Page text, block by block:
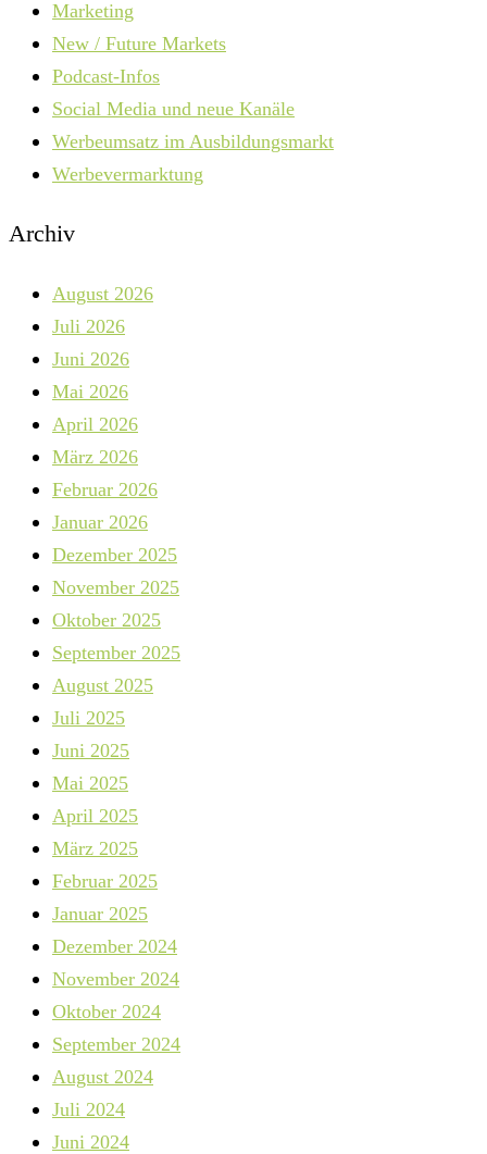
Marketing
New / Future Markets
Podcast-Infos
Social Media und neue Kanäle
Werbeumsatz im Ausbildungsmarkt
Werbevermarktung
Archiv
August 2026
Juli 2026
Juni 2026
Mai 2026
April 2026
März 2026
Februar 2026
Januar 2026
Dezember 2025
November 2025
Oktober 2025
September 2025
August 2025
Juli 2025
Juni 2025
Mai 2025
April 2025
März 2025
Februar 2025
Januar 2025
Dezember 2024
November 2024
Oktober 2024
September 2024
August 2024
Juli 2024
Juni 2024